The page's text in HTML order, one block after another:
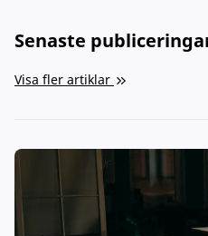
Senaste
Visa fler artiklar